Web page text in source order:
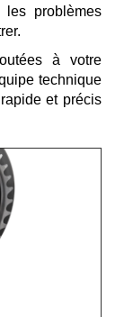
problèmes
à votre
technique
et précis